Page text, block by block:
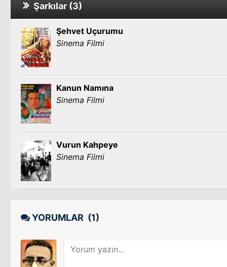
Vurun Kahpeye
Sinema Filmi
Şarkılar (3)
Şehvet Uçurumu
Sinema Filmi
Kanun Namına
Sinema Filmi
Vurun Kahpeye
Sinema Filmi
YORUMLAR (1)